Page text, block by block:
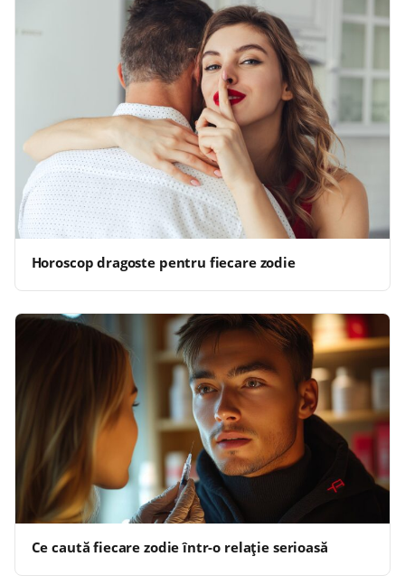
Horoscop dragoste pentru fiecare zodie
Ce caută fiecare zodie într-o relație serioasă